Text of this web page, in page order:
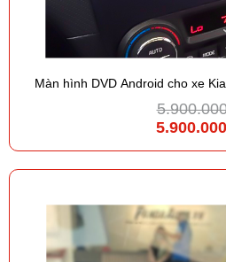
Màn hình DVD Android cho xe